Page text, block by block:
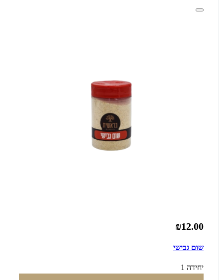
₪12.00
שום גבישי
יחידה 1